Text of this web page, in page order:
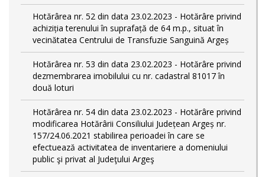
Hotărârea nr. 52 din data 23.02.2023 - Hotărâre privind
achiziția terenului în suprafață de 64 m.p., situat în
vecinătatea Centrului de Transfuzie Sanguină Argeș
Hotărârea nr. 53 din data 23.02.2023 - Hotărâre privind
dezmembrarea imobilului cu nr. cadastral 81017 în
două loturi
Hotărârea nr. 54 din data 23.02.2023 - Hotărâre privind
modificarea Hotărârii Consiliului Județean Argeș nr.
157/24.06.2021 stabilirea perioadei în care se
efectuează activitatea de inventariere a domeniului
public şi privat al Judeţului Argeş